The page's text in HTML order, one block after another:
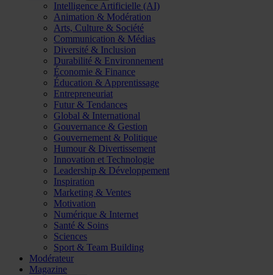
Intelligence Artificielle (AI)
Animation & Modération
Arts, Culture & Société
Communication & Médias
Diversité & Inclusion
Durabilité & Environnement
Économie & Finance
Éducation & Apprentissage
Entrepreneuriat
Futur & Tendances
Global & International
Gouvernance & Gestion
Gouvernement & Politique
Humour & Divertissement
Innovation et Technologie
Leadership & Développement
Inspiration
Marketing & Ventes
Motivation
Numérique & Internet
Santé & Soins
Sciences
Sport & Team Building
Modérateur
Magazine